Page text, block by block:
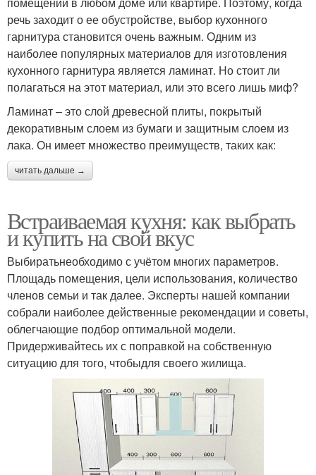
речь заходит о ее обустройстве, выбор кухонного
гарнитура становится очень важным. Одним из
наиболее популярных материалов для изготовления
кухонного гарнитура является ламинат. Но стоит ли
полагаться на этот материал, или это всего лишь миф?
Ламинат – это слой древесной плиты, покрытый
декоративным слоем из бумаги и защитным слоем из
лака. Он имеет множество преимуществ, таких как:
читать дальше →
Встраиваемая кухня: как выбрать
и купить на свой вкус
Выбиратьнеобходимо с учётом многих параметров.
Площадь помещения, цели использования, количество
членов семьи и так далее. Эксперты нашей компании
собрали наиболее действенные рекомендации и советы,
облегчающие подбор оптимальной модели.
Придерживайтесь их с поправкой на собственную
ситуацию для того, чтобыдля своего жилища.